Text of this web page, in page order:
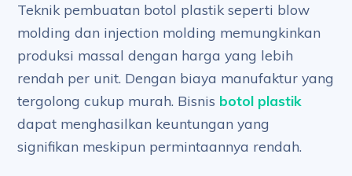
Teknik pembuatan botol plastik seperti blow
molding dan injection molding memungkinkan
produksi massal dengan harga yang lebih
rendah per unit. Dengan biaya manufaktur yang
tergolong cukup murah. Bisnis botol plastik
dapat menghasilkan keuntungan yang
signifikan meskipun permintaannya rendah.